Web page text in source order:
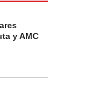
y AMC